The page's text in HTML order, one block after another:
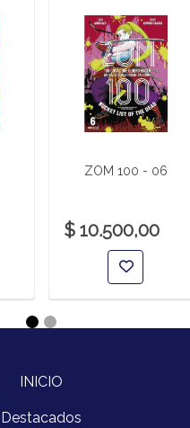
ZOM 100 - 06
$ 10.500,00
INICIO
Destacados